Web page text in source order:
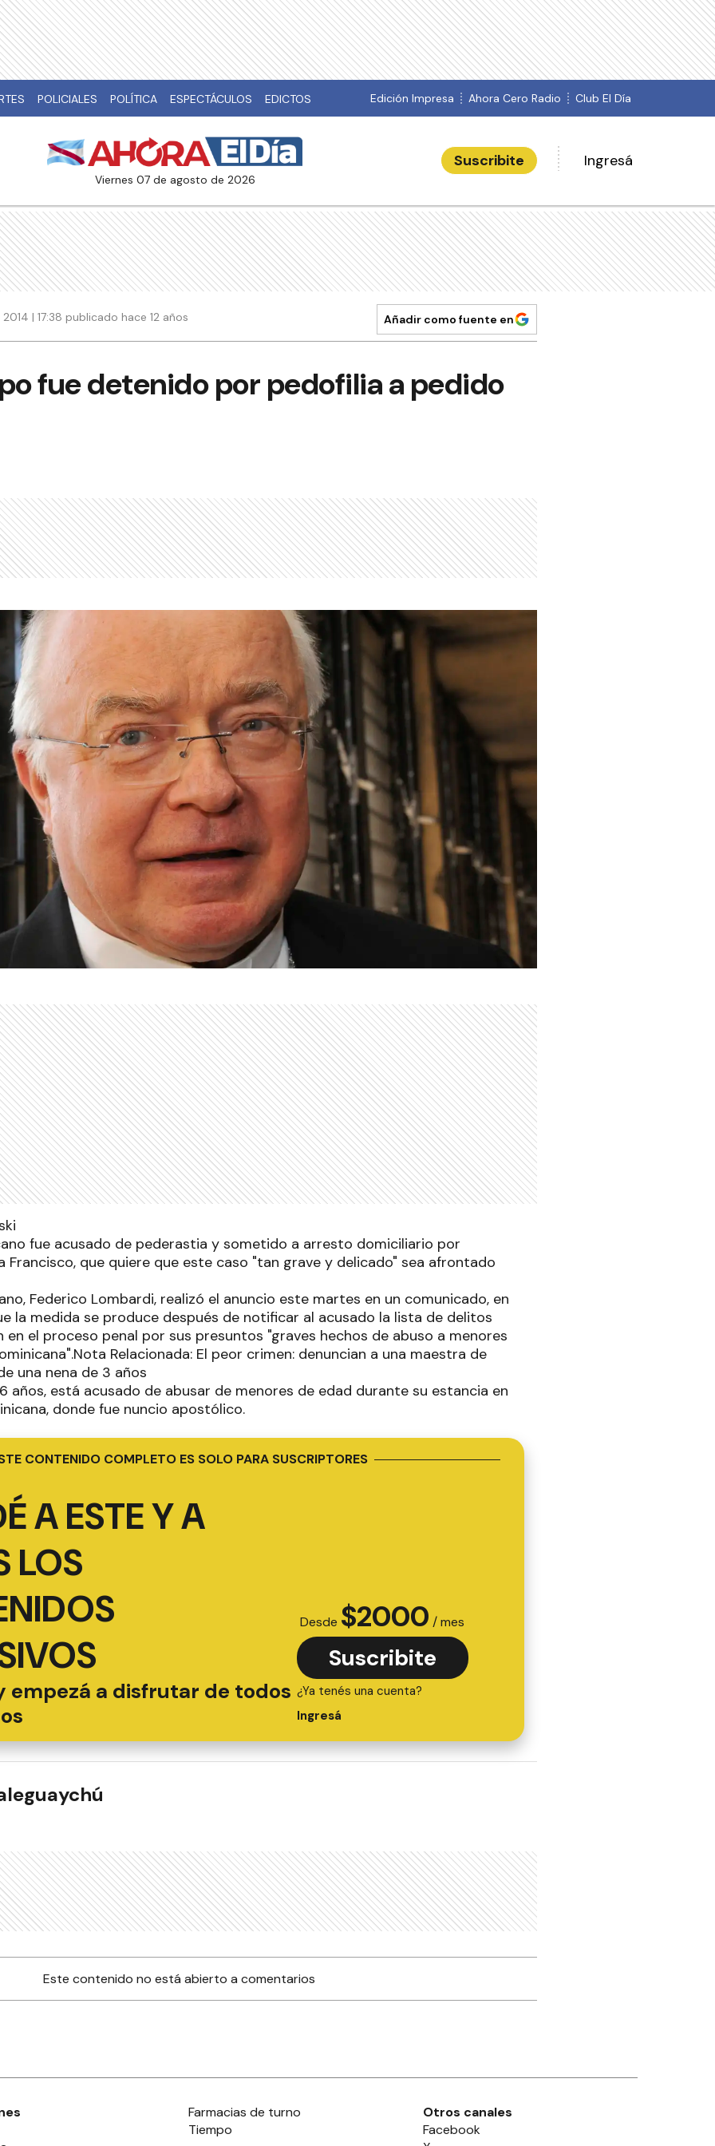
POLICIALES POLÍTICA ESPECTÁCULOS EDICTOS Edición Impresa Ahora Cero Radio Club El Día
viernes 07 de agosto de 2026
Suscribite Ingresá
| 17:38 publicado hace 12 años Añadir como fuente en
fue detenido por pedofilia a pedido
fue acusado de pederastia y sometido a arresto domiciliario por
Francisco, que quiere que este caso "tan grave y delicado" sea afrontado
Federico Lombardi, realizó el anuncio este martes en un comunicado, en
la medida se produce después de notificar al acusado la lista de delitos
en el proceso penal por sus presuntos "graves hechos de abuso a menores
Relacionada: El peor crimen: denuncian a una maestra de
una nena de 3 años
años, está acusado de abusar de menores de edad durante su estancia en
donde fue nuncio apostólico.
CONTENIDO COMPLETO ES SOLO PARA SUSCRIPTORES
A ESTE Y A
LOS
empezá a disfrutar de todos
Desde $2000 / mes
Suscribite
¿Ya tenés una cuenta?
Ingresá
Este contenido no está abierto a comentarios
Farmacias de turno
Tiempo
Otros canales
Facebook